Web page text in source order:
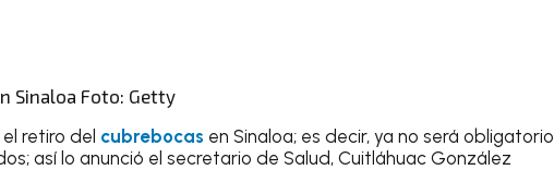
Sinaloa Foto: Getty
retiro del cubrebocas en Sinaloa; es decir, ya no será obligatorio
así lo anunció el secretario de Salud, Cuitláhuac González